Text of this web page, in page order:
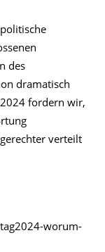
des
dramatisch
fordern wir,
verteilt
worum-